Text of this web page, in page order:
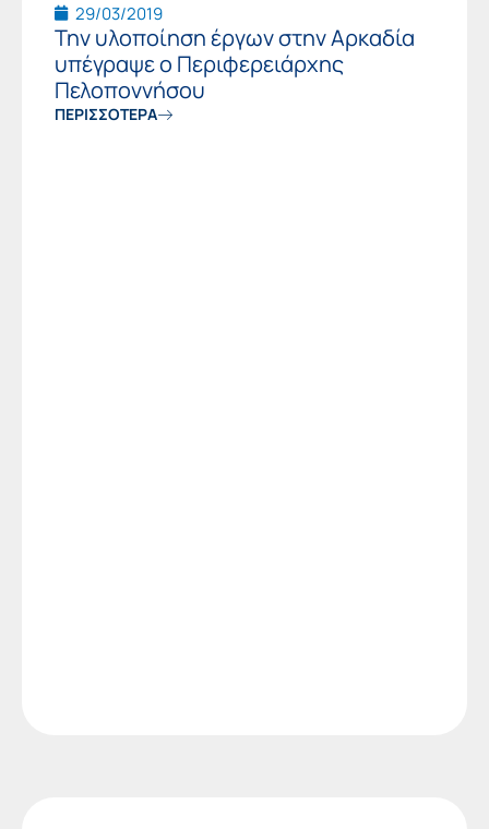
29/03/2019
Την υλοποίηση έργων στην Αρκαδία
υπέγραψε ο Περιφερειάρχης
Πελοποννήσου
ΠΕΡΙΣΣΟΤΕΡΑ